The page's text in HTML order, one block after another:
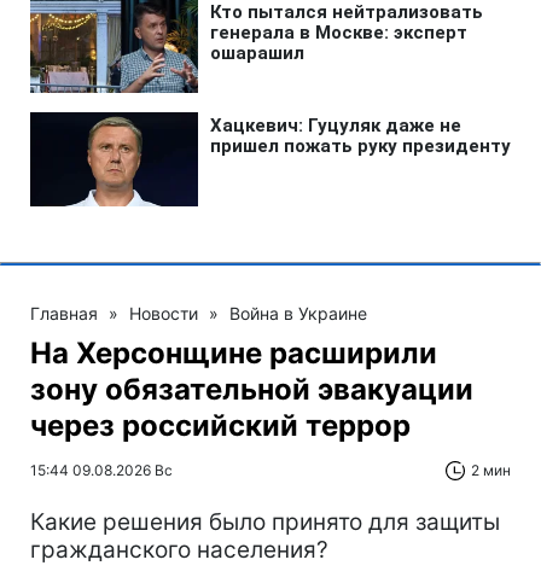
Главная » Новости » Война в Украине
На Херсонщине расширили
зону обязательной эвакуации
через российский террор
15:44 09.08.2026 Вс 2 мин
Какие решения было принято для защиты
гражданского населения?